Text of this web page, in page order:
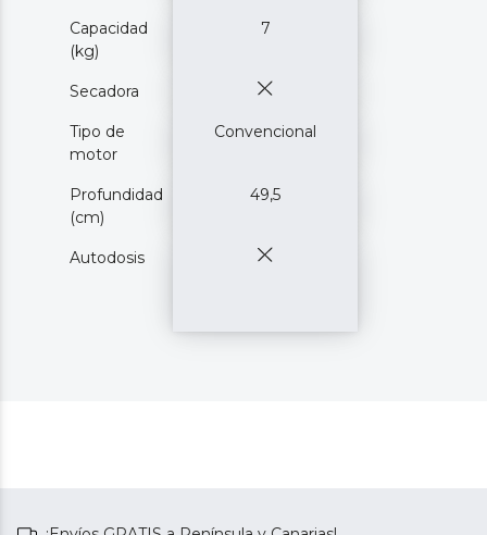
Capacidad
(kg)
7
Secadora
Tipo de
motor
Convencional
Profundidad
(cm)
49,5
Autodosis